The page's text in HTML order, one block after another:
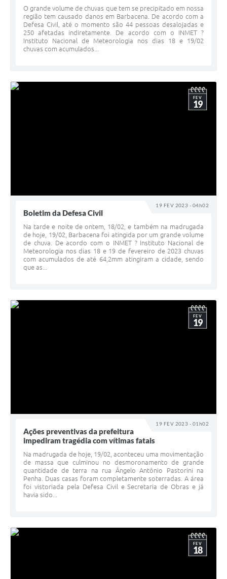
O grande volume de chuvas que tem se precipitado em nossa
região tem causado danos em Barbacena. De acordo com a
Defesa Civil, até o momento são 44 pessoas desalojadas e
250 afetadas indiretamente. De acordo com o INMET ?
Instituto Nacional de Meteorologia nos dias 18 e 19/02
chuvas com acumulados...
19 FEV 2023 - 04h02
FEV
19
Boletim da Defesa Civil
Na tarde e noite de ontem, 18/02, e também na madrugada
de hoje, 19/02, Barbacena foi atingida por um grande volume
de chuva. De acordo com o INMET ? Instituto Nacional de
Meteorologia nos dias 18 e 19 de fevereiro de 2023 chuvas
com acumulados de até 64,2mm atingiram a cidade, sendo
que as...
19 FEV 2023 - 01h02
FEV
19
Ações preventivas da prefeitura
impediram tragédia com vítimas fatais
Na madrugada de hoje, 19/02, aconteceu uma movimentação
de massa que culminou no desmoronamento de grande
quantidade de terra na rua Ângelo Antônio Pastorini na
Penha. Duas casas foram completamente soterradas. A área
foi vistoriada pela Defesa Civil e Secretaria de Obras e já
havia sido...
FEV
18